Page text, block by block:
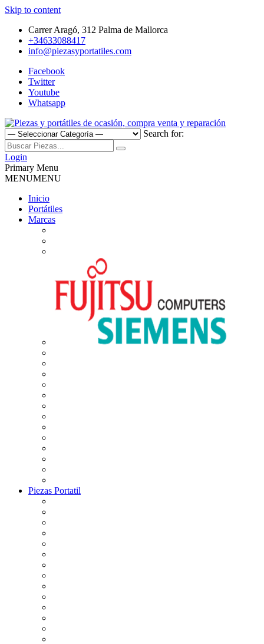
Skip to content
Carrer Aragó, 312 Palma de Mallorca
+34633088417
info@piezasyportatiles.com
Facebook
Twitter
Youtube
Whatsapp
Piezas y portátiles de ocasión,
compra venta y reparación
Todo lo que necesitas para reparar tu portatil, Pantallas, Teclas,
Teclados, Baterías, Carcasas, Placas, Gráficas, Procesadores,
Ventiladores
Search for:
Login
Primary Menu
MENUMENU
Inicio
Portátiles
Marcas
Piezas Portatil